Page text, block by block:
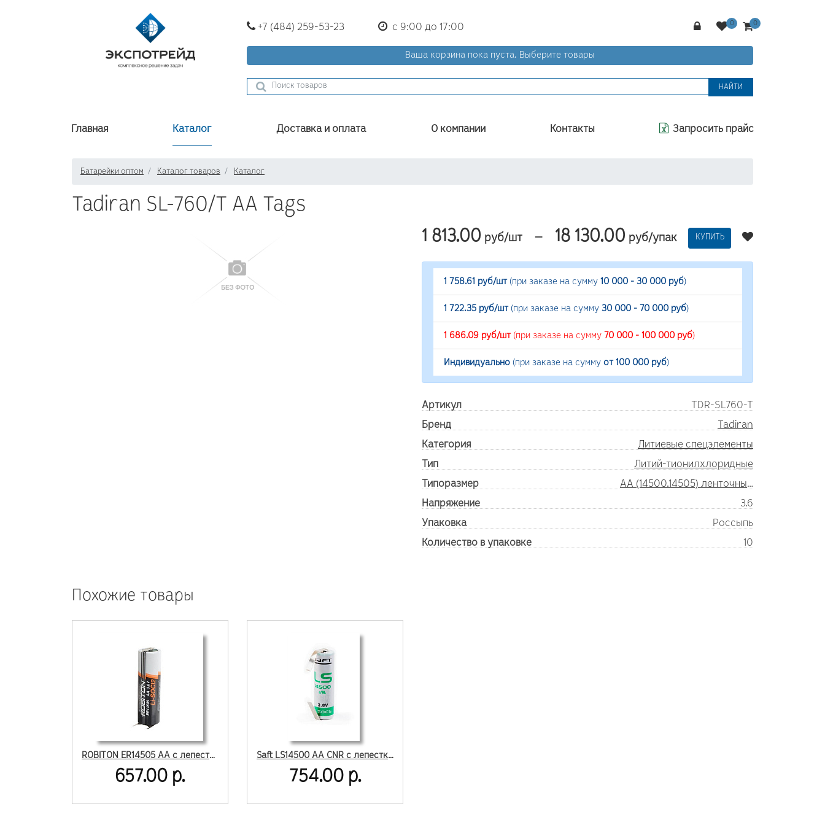
+7 (484) 259-53-23 с 9:00 до 17:00
Ваша корзина пока пуста. Выберите товары
НАЙТИ
Главная Каталог Доставка и оплата О компании Контакты Запросить прайс
Батарейки оптом Каталог товаров Каталог
Tadiran SL-760/T AA Tags
1 813.00 руб/шт — 18 130.00 руб/упак КУПИТЬ
1 758.61 руб/шт(при заказе на сумму 10 000 - 30 000 руб)
1 722.35 руб/шт(при заказе на сумму 30 000 - 70 000 руб)
1 686.09 руб/шт(при заказе на сумму 70 000 - 100 000 руб)
Индивидуально (при заказе на сумму от 100 000 руб)
Артикул
TDR-SL760-T
Бренд
Tadiran
Категория
Литиевые спецэлементы
Тип
Литий-тионилхлоридные
Типоразмер
AA (14500.14505) ленточные выводы
Напряжение
3.6
Упаковка
Россыпь
Количество в упаковке
10
Похожие товары
ROBITON ER14505 AA с лепестковыми выводами SR2 (есть по 1 шт)
657.00 р.
Saft LS14500 AA CNR с лепестковыми выводами
754.00 р.